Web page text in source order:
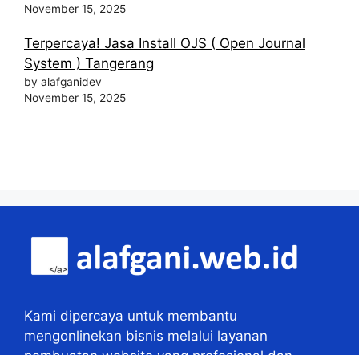
November 15, 2025
Terpercaya! Jasa Install OJS ( Open Journal
System ) Tangerang
by alafganidev
November 15, 2025
Kami dipercaya untuk membantu
mengonlinekan bisnis melalui layanan